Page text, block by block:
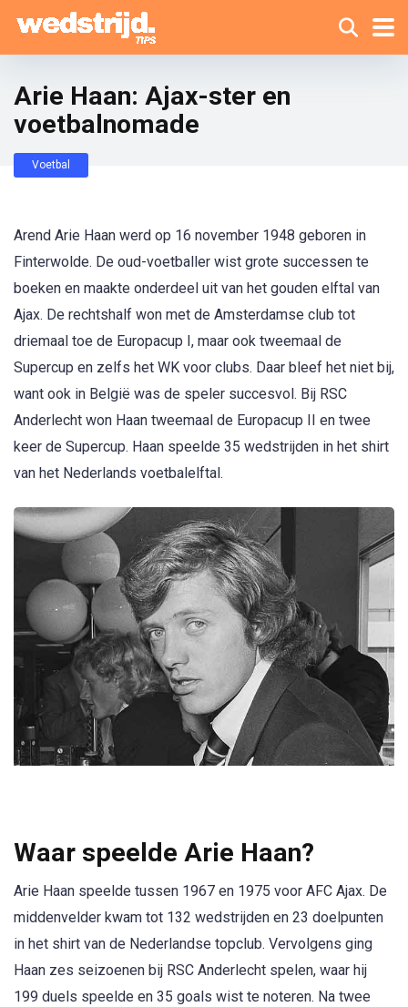
Arie Haan: Ajax-ster en
voetbalnomade
Voetbal
Arend Arie Haan werd op 16 november 1948 geboren in
Finterwolde. De oud-voetballer wist grote successen te
boeken en maakte onderdeel uit van het gouden elftal van
Ajax. De rechtshalf won met de Amsterdamse club tot
driemaal toe de Europacup I, maar ook tweemaal de
Supercup en zelfs het WK voor clubs. Daar bleef het niet bij,
want ook in België was de speler succesvol. Bij RSC
Anderlecht won Haan tweemaal de Europacup II en twee
keer de Supercup. Haan speelde 35 wedstrijden in het shirt
van het Nederlands voetbalelftal.
Waar speelde Arie Haan?
Arie Haan speelde tussen 1967 en 1975 voor AFC Ajax. De
middenvelder kwam tot 132 wedstrijden en 23 doelpunten
in het shirt van de Nederlandse topclub. Vervolgens ging
Haan zes seizoenen bij RSC Anderlecht spelen, waar hij
199 duels speelde en 35 goals wist te noteren. Na twee